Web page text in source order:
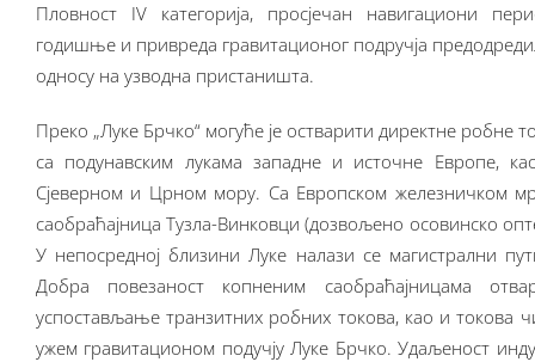
Пловност IV категорија, просјечан навигациони
годишње и привреда гравитационог подручја
односу на узводна пристаништа.
Преко „Луке Брчко“ могуће је остварити директне робне
са подунавским лукама западне и источне Европе,
Сјеверном и Црном мору. Са Европском железничком
саобраћајница Тузла-Винковци (дозвољено осовинско
У непосредној близини Луке налази се магистрални
Добра повезаност копненим саобраћајницама
успостављање транзитних робних токова, као и токова
ужем гравитационом подучју Луке Брчко. Удаљеност